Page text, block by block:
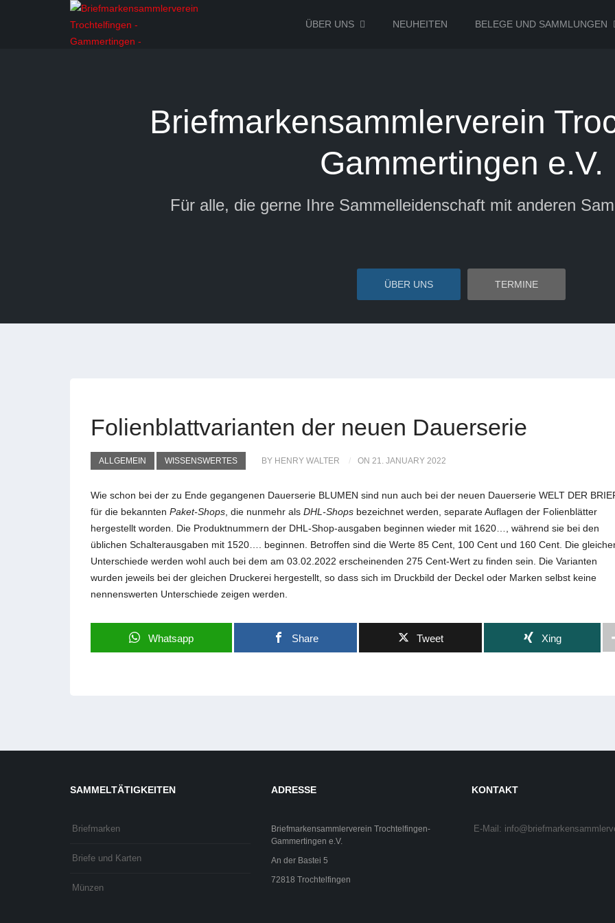
ÜBER UNS NEUHEITEN BELEGE UND SAMMLUNGEN
Briefmarkensammlerverein
Gammertingen e.V.
Für alle, die gerne Ihre Sammelleidenschaft mit anderen
ÜBER UNS TERMINE
Folienblattvarianten der neuen Dauerserie
ALLGEMEIN WISSENSWERTES BY HENRY WALTER ON 21. JANUARY 2022
Wie schon bei der zu Ende gegangenen Dauerserie BLUMEN sind nun auch bei der neuen Dauerserie WELT DER
für die bekannten Paket-Shops , die nunmehr als DHL-Shops bezeichnet werden, separate Auflagen der Folienblätter
hergestellt worden. Die Produktnummern der DHL-Shop-ausgaben beginnen wieder mit 1620…, während sie bei den
üblichen Schalterausgaben mit 1520…. beginnen. Betroffen sind die Werte 85 Cent, 100 Cent und 160 Cent. Die
Unterschiede werden wohl auch bei dem am 03.02.2022 erscheinenden 275 Cent-Wert zu finden sein. Die Varianten
wurden jeweils bei der gleichen Druckerei hergestellt, so dass sich im Druckbild der Deckel oder Marken selbst keine
nennenswerten Unterschiede zeigen werden.
Whatsapp Share Tweet Xing
SAMMELTÄTIGKEITEN
Briefmarken
Briefe und Karten
Münzen
ADRESSE
Briefmarkensammlerverein Trochtelfingen-
Gammertingen e.V.
An der Bastei 5
72818 Trochtelfingen
KONTAKT
E-Mail: